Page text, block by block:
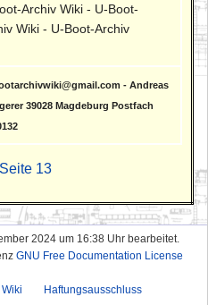
Archiv Wiki - U-Boot-
Wiki - U-Boot-Archiv
- Andreas
39028 Magdeburg Postfach
Seite 13
2024 um 16:38 Uhr bearbeitet.
GNU Free Documentation License
Haftungsausschluss